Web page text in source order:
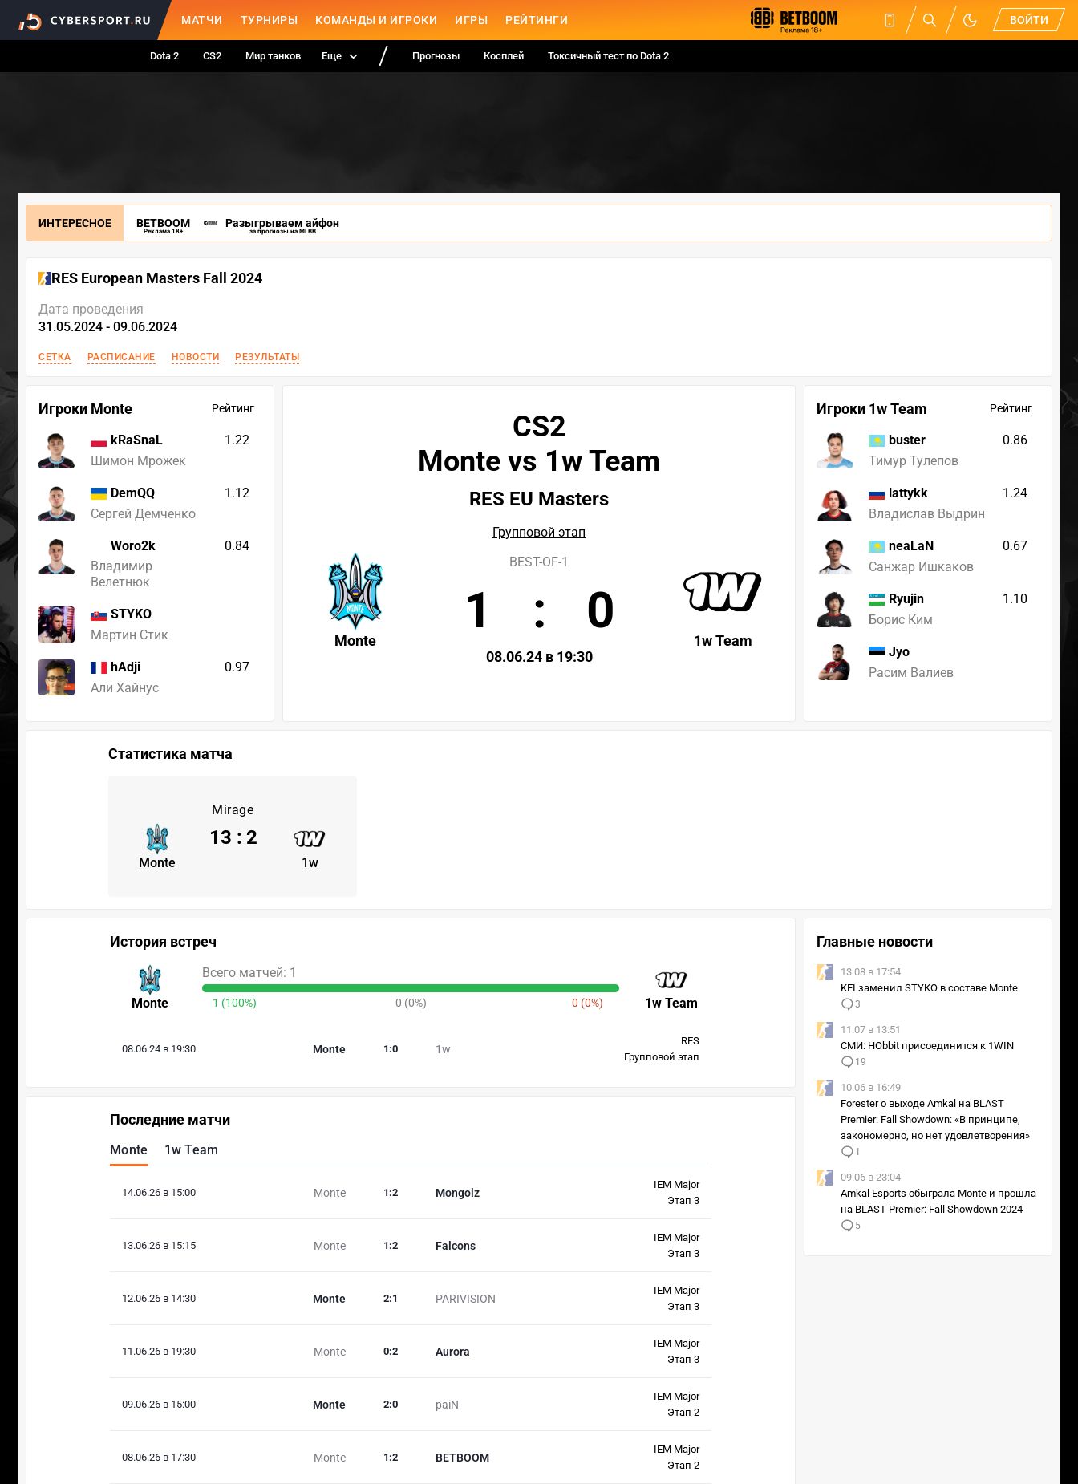
МАТЧИ ТУРНИРЫ КОМАНДЫ И ИГРОКИ ИГРЫ РЕЙТИНГИ ВОЙТИ
Dota 2 CS2 Мир танков Еще Прогнозы Косплей Токсичный тест по Dota 2
ИНТЕРЕСНОЕ BETBOOM
Реклама 18+
Разыгрываем айфон
за прогнозы на MLBB
RES European Masters Fall 2024
Дата проведения
31.05.2024 - 09.06.2024
СЕТКА РАСПИСАНИЕ НОВОСТИ РЕЗУЛЬТАТЫ
Игроки Monte Рейтинг
kRaSnaL
Шимон Мрожек
1.22
DemQQ
Сергей Демченко
1.12
Woro2k
Владимир
Велетнюк
0.84
STYKO
Мартин Стик
hAdji
Али Хайнус
0.97
Игроки 1w Team Рейтинг
buster
Тимур Тулепов
0.86
lattykk
Владислав Выдрин
1.24
neaLaN
Санжар Ишкаков
0.67
Ryujin
Борис Ким
1.10
Jyo
Расим Валиев
CS2
Monte vs 1w Team
RES EU Masters
Групповой этап
Monte 1w Team
BEST-OF-1
1 : 0
08.06.24 в 19:30
Статистика матча
Mirage
Monte 1w
13 : 2
История встреч
Monte 1w Team
Всего матчей: 1
1 (100%) 0 (0%) 0 (0%)
08.06.24 в 19:30 Monte 1w
1 :0
RES
Групповой этап
Последние матчи
Monte 1w Team
14.06.26 в 15:00 Monte Mongolz
1 :2
IEM Major
Этап 3
13.06.26 в 15:15 Monte Falcons
1 :2
IEM Major
Этап 3
12.06.26 в 14:30 Monte PARIVISION
2:1
IEM Major
Этап 3
11.06.26 в 19:30 Monte Aurora
0:2
IEM Major
Этап 3
09.06.26 в 15:00 Monte paiN
2:0
IEM Major
Этап 2
08.06.26 в 17:30 Monte BETBOOM
1 :2
IEM Major
Этап 2
Главные новости
13.08 в 17:54
KEI заменил STYKO в составе Monte
3
11.07 в 13:51
СМИ: HObbit присоединится к 1WIN
19
10.06 в 16:49
Forester о выходе Amkal на BLAST
Premier: Fall Showdown: «В принципе,
закономерно, но нет удовлетворения»
1
09.06 в 23:04
Amkal Esports обыграла Monte и прошла
на BLAST Premier: Fall Showdown 2024
5